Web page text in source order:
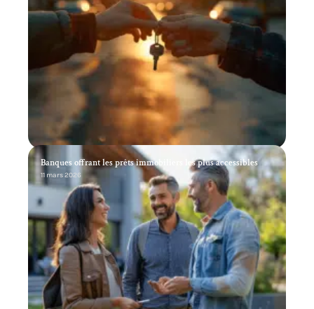
Banques offrant les prêts immobiliers les plus accessibles
11 mars 2026